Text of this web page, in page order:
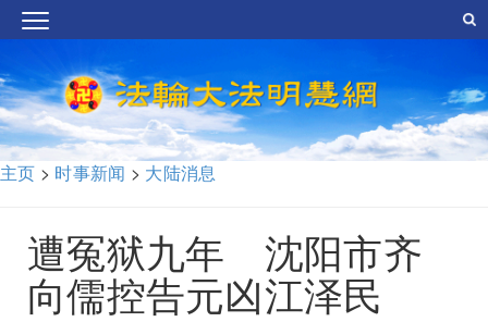
主页 > 时事新闻 > 大陆消息
遭冤狱九年 沈阳市齐
向儒控告元凶江泽民